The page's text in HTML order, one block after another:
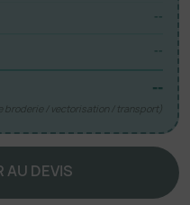
--
--
--
broderie / vectorisation / transport)
AU DEVIS